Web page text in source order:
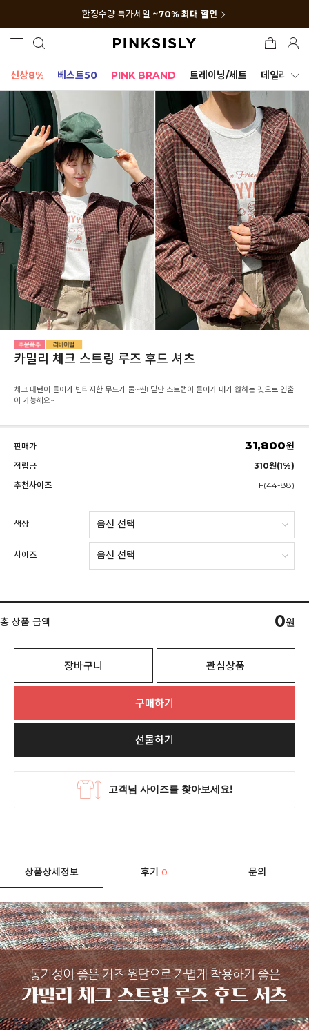
한정수량 특가세일 ~70% 최대 할인
신상8% 베스트50 PINK BRAND 트레이닝/세트 데일리세트
카밀리 체크 스트링 루즈 후드 셔츠
체크 패턴이 들어가 빈티지한 무드가 물~씬! 밑단 스트랩이 들어가 내가 원하는 핏으로 연출
이 가능해요~
판매가 31,800원
적립금
310원(1%)
추천사이즈
F(44-88)
색상
사이즈
총 상품 금액 0원
장바구니 관심상품
구매하기
선물하기
상품상세정보 후기0 문의